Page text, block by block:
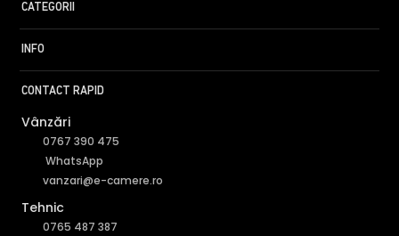
CATEGORII
INFO
CONTACT RAPID
Vânzări
0767 390 475
WhatsApp
vanzari@e-camere.ro
Tehnic
0765 487 387